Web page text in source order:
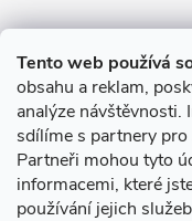
Tento web používá
obsahu a reklam,
analýze návštěvnosti.
sdílíme s partnery pro
Partneři mohou tyto
informacemi, které
používání jejich
O nákupu
Novinky v
Archiv